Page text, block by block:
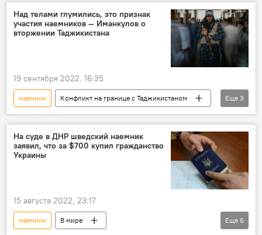
В мире
Политика видео
Над телами глумились, это признак
участия наемников — Иманкулов о
вторжении Таджикистана
19 сентября 2022, 16:35
наемник
Конфликт на границе с Таджикистаном
Кыргызстан
Совет безопасности
Марат Иманкулов
Еще 3
На суде в ДНР шведский наемник
заявил, что за $700 купил гражданство
Украины
15 августа 2022, 23:17
наемник
В мире
Еще 6